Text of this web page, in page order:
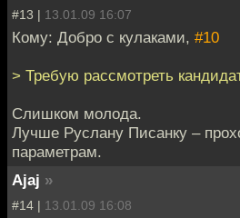
#13 | 13.01.09 16:07
Кому: Добро с кулаками, #10
> Требую рассмотреть
Слишком молода.
Лучше Руслану Писанку –
параметрам.
Ajaj »
#14 | 13.01.09 16:08